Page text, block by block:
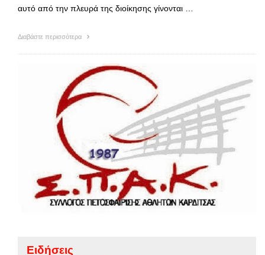
αυτό από την πλευρά της διοίκησης γίνονται …
Διαβάστε περισσότερα
Ειδήσεις